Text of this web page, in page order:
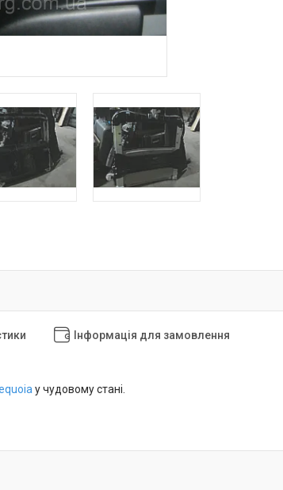
Інформація для замовлення
у чудовому стані.